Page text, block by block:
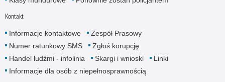
Kontakt
Informacje kontaktowe
Zespół Prasowy
Numer ratunkowy SMS
Zgłoś korupcję
Handel ludźmi - infolinia
Skargi i wnioski
Linki
Informacje dla osób z niepełnosprawnością